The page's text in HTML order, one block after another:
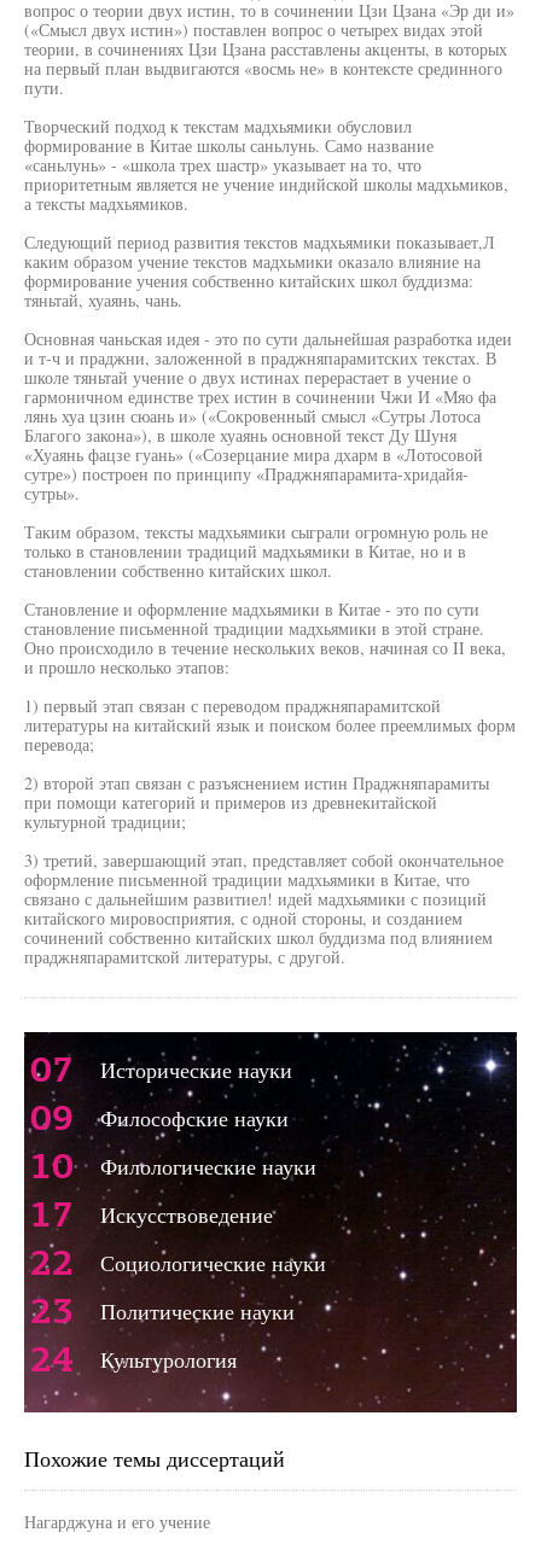
вопрос о теории двух истин, то в сочинении Цзи Цзана «Эр ди и»
(«Смысл двух истин») поставлен вопрос о четырех видах этой
теории, в сочинениях Цзи Цзана расставлены акценты, в которых
на первый план выдвигаются «восмь не» в контексте срединного
пути.
Творческий подход к текстам мадхьямики обусловил
формирование в Китае школы саньлунь. Само название
«саньлунь» - «школа трех шастр» указывает на то, что
приоритетным является не учение индийской школы мадхьмиков,
а тексты мадхьямиков.
Следующий период развития текстов мадхьямики показывает,Л
каким образом учение текстов мадхьмики оказало влияние на
формирование учения собственно китайских школ буддизма:
тяньтай, хуаянь, чань.
Основная чаньская идея - это по сути дальнейшая разработка идеи
и т-ч и праджни, заложенной в праджняпарамитских текстах. В
школе тяньтай учение о двух истинах перерастает в учение о
гармоничном единстве трех истин в сочинении Чжи И «Мяо фа
лянь хуа цзин сюань и» («Сокровенный смысл «Сутры Лотоса
Благого закона»), в школе хуаянь основной текст Ду Шуня
«Хуаянь фацзе гуань» («Созерцание мира дхарм в «Лотосовой
сутре») построен по принципу «Праджняпарамита-хридайя-
сутры».
Таким образом, тексты мадхьямики сыграли огромную роль не
только в становлении традиций мадхьямики в Китае, но и в
становлении собственно китайских школ.
Становление и оформление мадхьямики в Китае - это по сути
становление письменной традиции мадхьямики в этой стране.
Оно происходило в течение нескольких веков, начиная со II века,
и прошло несколько этапов:
1) первый этап связан с переводом праджняпарамитской
литературы на китайский язык и поиском более преемлимых форм
перевода;
2) второй этап связан с разъяснением истин Праджняпарамиты
при помощи категорий и примеров из древнекитайской
культурной традиции;
3) третий, завершающий этап, представляет собой окончательное
оформление письменной традиции мадхьямики в Китае, что
связано с дальнейшим развитиел! идей мадхьямики с позиций
китайского мировосприятия, с одной стороны, и созданием
сочинений собственно китайских школ буддизма под влиянием
праджняпарамитской литературы, с другой.
07 Исторические науки
09 Философские науки
10 Филологические науки
17 Искусствоведение
22 Социологические науки
23 Политические науки
24 Культурология
Похожие темы диссертаций
Нагарджуна и его учение